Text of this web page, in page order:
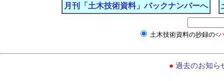
月刊「土木技術資料」バックナンバーへ
土木技術資料の抄録の<
● 過去のお知ら